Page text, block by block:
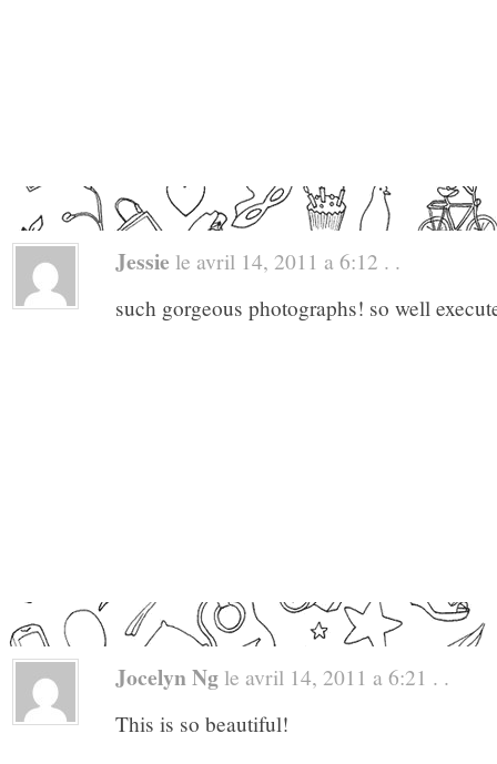
Jessie le avril 14, 2011 a 6:12 . .
such gorgeous photographs! so well
Jocelyn Ng le avril 14, 2011 a 6:21 . .
This is so beautiful!